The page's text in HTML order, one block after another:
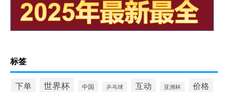
标签
下单 世界杯 中国 乒乓球 互动 亚洲杯 价格